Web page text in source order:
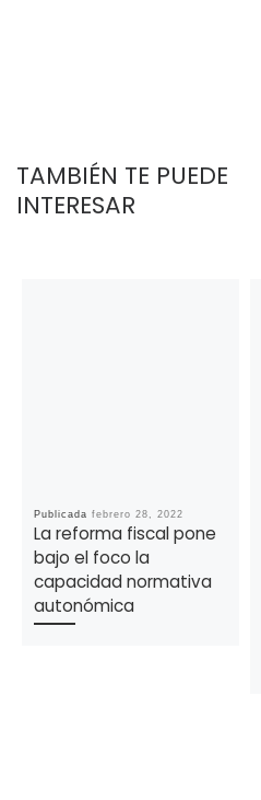
TAMBIÉN TE PUEDE
INTERESAR
Publicada febrero 28, 2022
La reforma fiscal pone
bajo el foco la
capacidad normativa
autonómica